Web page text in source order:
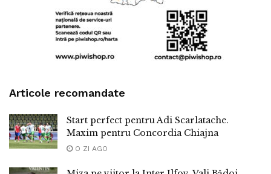
Articole recomandate
Start perfect pentru Adi Scarlatache.
Maxim pentru Concordia Chiajna
O ZI AGO